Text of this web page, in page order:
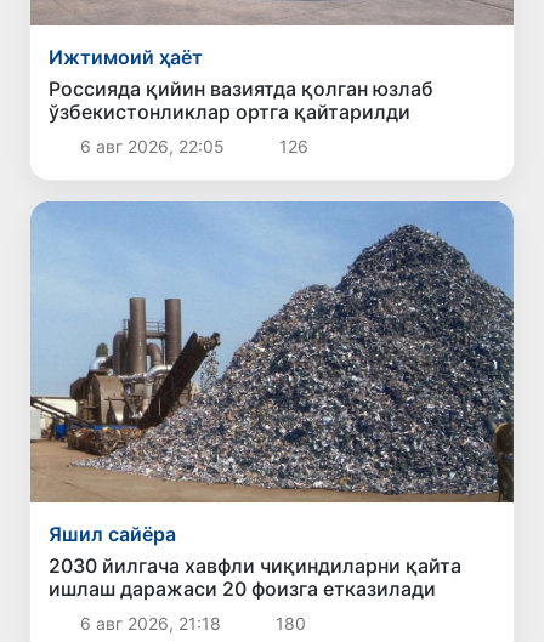
Ижтимоий ҳаёт
Россияда қийин вазиятда қолган юзлаб
ўзбекистонликлар ортга қайтарилди
6 авг 2026, 22:05 126
Яшил сайёра
2030 йилгача хавфли чиқиндиларни қайта
ишлаш даражаси 20 фоизга етказилади
6 авг 2026, 21:18 180